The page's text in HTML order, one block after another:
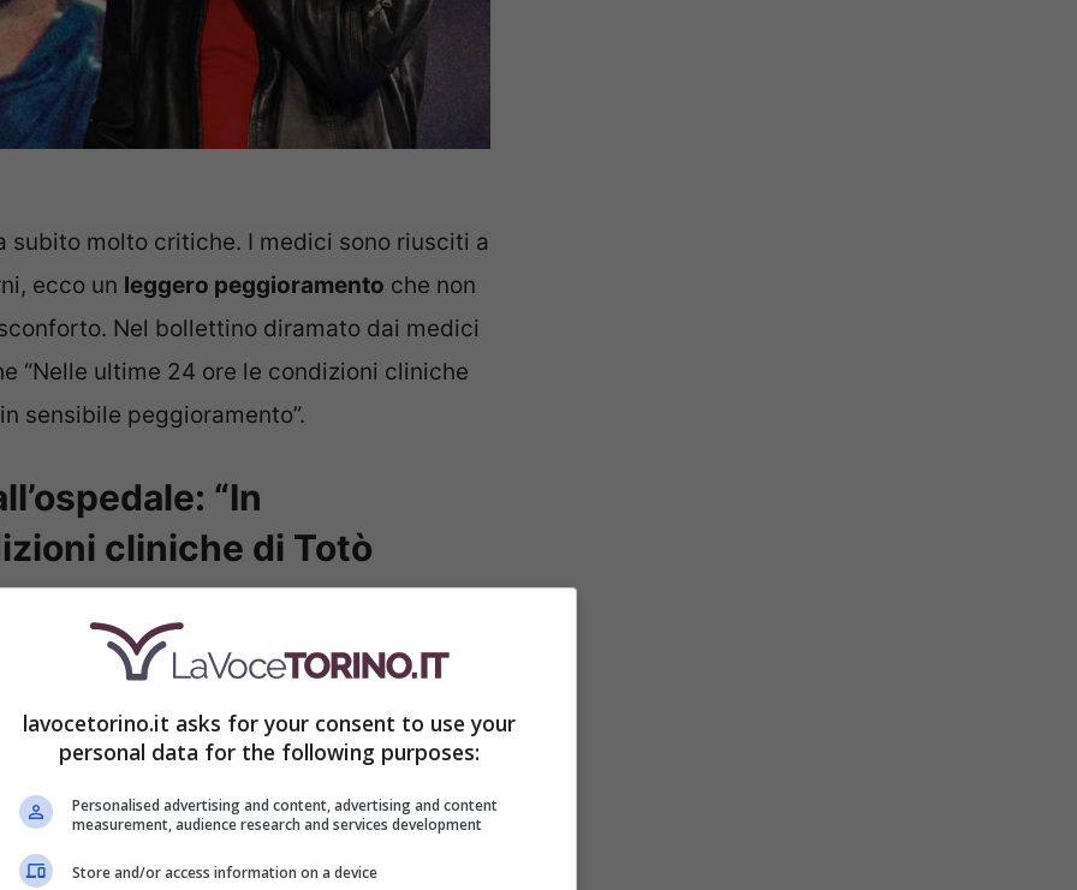
subito molto critiche. I medici sono riusciti a
ecco un leggero peggioramento che non
Nel bollettino diramato dai medici
“Nelle ultime 24 ore le condizioni cliniche
sensibile peggioramento”.
“In
cliniche di Totò
stazionarietà dei parametri vitali , grazie al
che consentono di mantenere
per combattere il dolore provocato
terapie antidolorifiche e
medico che informa sulle condizioni di
lavocetorino.it asks for your consent to use your
personal data for the following purposes:
Personalised advertising and content, advertising and content
measurement, audience research and services development
Store and/or access information on a device